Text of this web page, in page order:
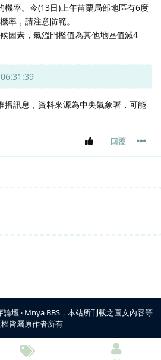
機率。今(13日)上午苗栗局部地區有6度
率，請注意防範。
因素，氣溫門檻值為其他地區值減4
訊息，資料來源為中央氣象署，可能
回覆
論壇 ‧ Mnya BBS，本站所刊載之圖文內容等
皆屬原作者所有